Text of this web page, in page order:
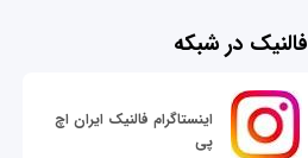
فالنیک در شبکه
اینستاگرام فالنیک ایران اچ
پی